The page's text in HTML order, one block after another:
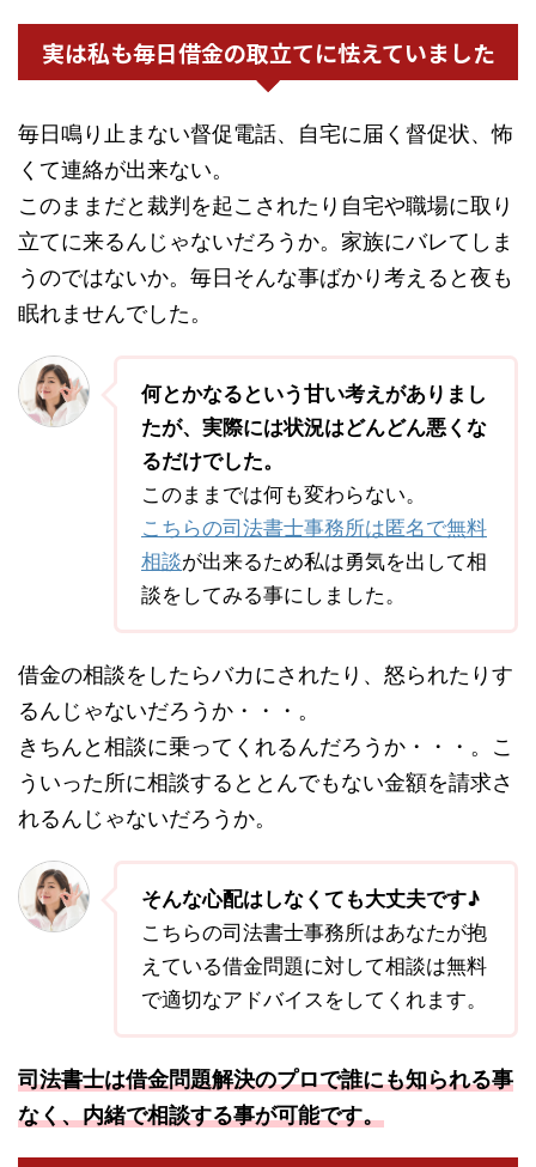
実は私も毎日借金の取立てに怯えていました
毎日鳴り止まない督促電話、自宅に届く督促状、怖
くて連絡が出来ない。
このままだと裁判を起こされたり自宅や職場に取り
立てに来るんじゃないだろうか。家族にバレてしま
うのではないか。毎日そんな事ばかり考えると夜も
眠れませんでした。
何とかなるという甘い考えがありまし
たが、実際には状況はどんどん悪くな
るだけでした。
このままでは何も変わらない。
こちらの司法書士事務所は匿名で無料
相談が出来るため私は勇気を出して相
談をしてみる事にしました。
借金の相談をしたらバカにされたり、怒られたりす
るんじゃないだろうか・・・。
きちんと相談に乗ってくれるんだろうか・・・。こ
ういった所に相談するととんでもない金額を請求さ
れるんじゃないだろうか。
そんな心配はしなくても大丈夫です♪
こちらの司法書士事務所はあなたが抱
えている借金問題に対して相談は無料
で適切なアドバイスをしてくれます。
司法書士は借金問題解決のプロで誰にも知られる事
なく、内緒で相談する事が可能です。